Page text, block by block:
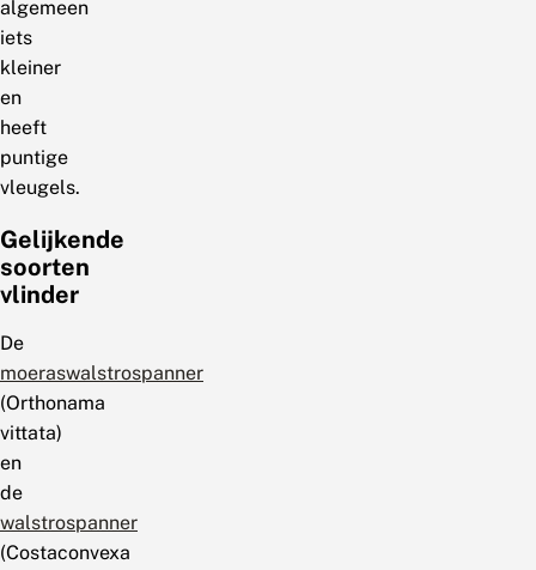
algemeen
iets
kleiner
en
heeft
puntige
vleugels.
Gelijkende
soorten
vlinder
De
moeraswalstrospanner
(Orthonama
vittata)
en
de
walstrospanner
(Costaconvexa